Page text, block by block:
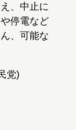
、中止に
停電など
、可能な
党)